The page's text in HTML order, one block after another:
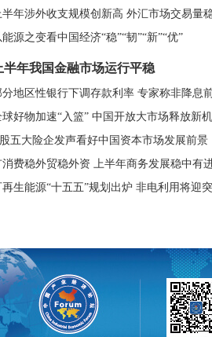
外贸延续稳中向好发展势头 市场多元
半年涉外收支规模创新高 外汇市场交易量
源之变看中国经济“稳”“韧”“新”“优”
半年我国金融市场运行平稳
分地区性银行下调存款利率 专家称非降息
球好物加速“入篮” 中国开放大市场释放新
五大险企发声看好中国资本市场发展前景
消费稳外贸稳外资 上半年商务发展稳中有
再生能源“十五五”规划出炉 非电利用将迎